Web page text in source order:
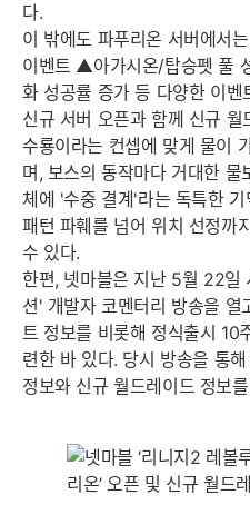
다.
이 밖에도 파푸리온 서버에서
이벤트 ▲아가시온/탑승펫 풀
화 성공률 증가 등 다양한 이벤
신규 서버 오픈과 함께 신규
수룡이라는 컨셉에 맞게 물이
며, 보스의 동작마다 거대한
체에 '수중 결계'라는 독특한
패턴 파훼를 넘어 위치 선정까
수 있다.
한편, 넷마블은 지난 5월 22일
션' 개발자 코멘터리 방송을 열
트 정보를 비롯해 정식출시 10
련한 바 있다. 당시 방송을 통
정보와 신규 월드레이드 정보